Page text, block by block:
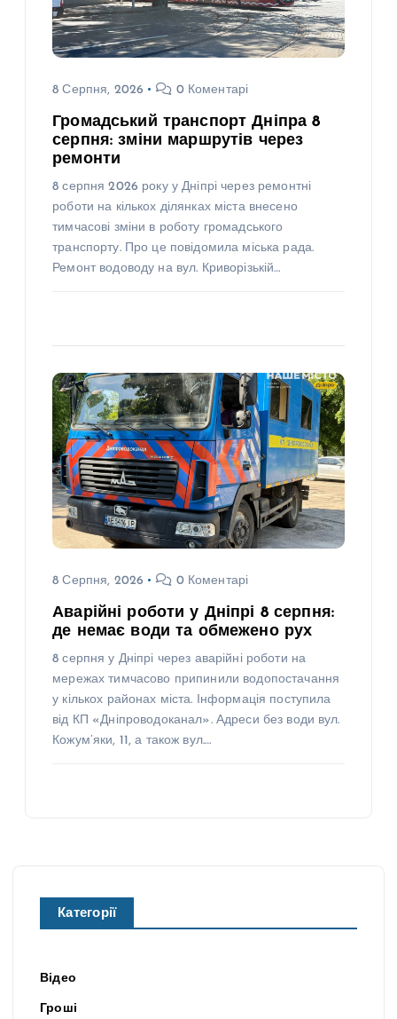
8 Серпня, 2026 0 Коментарі
Громадський транспорт Дніпра 8
серпня: зміни маршрутів через
ремонти
8 серпня 2026 року у Дніпрі через ремонтні
роботи на кількох ділянках міста внесено
тимчасові зміни в роботу громадського
транспорту. Про це повідомила міська рада.
Ремонт водоводу на вул. Криворізькій…
8 Серпня, 2026 0 Коментарі
Аварійні роботи у Дніпрі 8 серпня:
де немає води та обмежено рух
8 серпня у Дніпрі через аварійні роботи на
мережах тимчасово припинили водопостачання
у кількох районах міста. Інформація поступила
від КП «Дніпроводоканал». Адреси без води вул.
Кожум’яки, 11, а також вул.…
Категорії
Відео
Гроші